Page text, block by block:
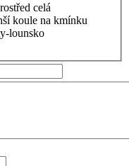
celá
koule na kmínku
lounsko